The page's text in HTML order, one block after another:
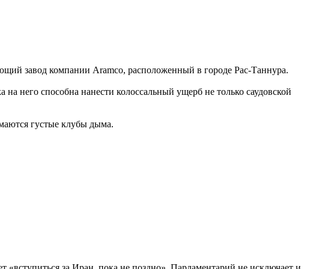
завод компании Aramco, расположенный в городе Рас-Таннура.
него способна нанести колоссальный ущерб не только саудовской
густые клубы дыма.